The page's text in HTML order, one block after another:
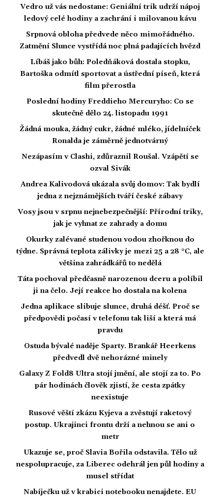
Vedro už vás nedostane: Geniální trik udrží nápoj
ledový celé hodiny a zachrání i milovanou kávu
Srpnová obloha předvede něco mimořádného.
Zatmění Slunce vystřídá noc plná padajících hvězd
Líbáš jako bůh: Poledňáková dostala stopku,
Bartoška odmítl sportovat a ústřední píseň, která
film přerostla
Poslední hodiny Freddieho Mercuryho: Co se
skutečně dělo 24. listopadu 1991
Žádná mouka, žádný cukr, žádné mléko, jídelníček
Ronalda je záměrně jednotvárný
Nezápasím v Clashi, zdůraznil Roušal. Vzápětí se
ozval Sivák
Andrea Kalivodová ukázala svůj domov: Tak bydlí
jedna z nejznámějších tváří české zábavy
Vosy jsou v srpnu nejnebezpečnější: Přírodní triky,
jak je vyhnat ze zahrady a domu
Okurky zalévané studenou vodou zhořknou do
týdne. Správná teplota zálivky je mezi 25 a 28 °C, ale
většina zahrádkářů to nedělá
Táta pochoval předčasně narozenou dceru a políbil
ji na čelo. Její reakce ho dostala na kolena
Jedna aplikace slibuje slunce, druhá déšť. Proč se
předpovědi počasí v telefonu tak liší a která má
pravdu
Ostuda bývalé naděje Sparty. Brankář Heerkens
předvedl dvě nehorázné minely
Galaxy Z Fold8 Ultra stojí jmění, ale stojí za to. Po
pár hodinách člověk zjistí, že cesta zpátky
neexistuje
Rusové věští zkázu Kyjeva a zvěstují raketový
postup. Ukrajinci frontu drží a nehnou se ani o
metr
Ukazuje se, proč Slavia Bořila odstavila. Tělo už
nespolupracuje, za Liberec odehrál jen půl hodiny a
musel střídat
Nabíječku už v krabici notebooku nenajdete. EU